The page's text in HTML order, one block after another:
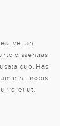
vel an
dissentias
quo. Has
nihil nobis
ut.